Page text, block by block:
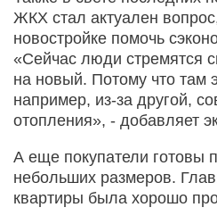
ЖКХ стал актуален
новостройке помочь
«Сейчас люди стремятся
на новый. Потому что там
например, из-за другой,
отопления», - добавляет
А еще покупатели готовы
небольших размеров.
квартиры была хорошо